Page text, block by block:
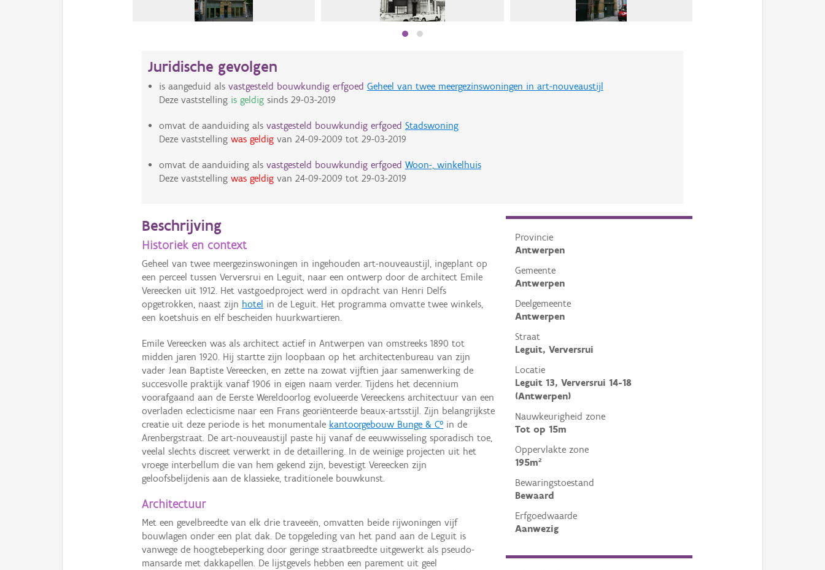
Juridische gevolgen
is aangeduid als vastgesteld bouwkundig erfgoed Geheel van twee meergezinswoningen in art-nouveaustijl
Deze vaststelling is geldigsinds 29-03-2019
omvat de aanduiding als vastgesteld bouwkundig erfgoed Stadswoning
Deze vaststelling was geldigvan 24-09-2009 tot 29-03-2019
omvat de aanduiding als vastgesteld bouwkundig erfgoed Woon-, winkelhuis
Deze vaststelling was geldigvan 24-09-2009 tot 29-03-2019
Provincie
Antwerpen
Gemeente
Antwerpen
Deelgemeente
Antwerpen
Straat
Leguit, Verversrui
Locatie
Leguit 13, Verversrui 14-18
(Antwerpen)
Nauwkeurigheid zone
Tot op 15m
Oppervlakte zone
195m²
Bewaringstoestand
Bewaard
Erfgoedwaarde
Aanwezig
Beschrijving
Historiek en context
Geheel van twee meergezinswoningen in ingehouden art-nouveaustijl, ingeplant op
een perceel tussen Verversrui en Leguit, naar een ontwerp door de architect Emile
Vereecken uit 1912. Het vastgoedproject werd in opdracht van Henri Delfs
opgetrokken, naast zijn hotel in de Leguit. Het programma omvatte twee winkels,
een koetshuis en elf bescheiden huurkwartieren.
Emile Vereecken was als architect actief in Antwerpen van omstreeks 1890 tot
midden jaren 1920. Hij startte zijn loopbaan op het architectenbureau van zijn
vader Jean Baptiste Vereecken, en zette na zowat vijftien jaar samenwerking de
succesvolle praktijk vanaf 1906 in eigen naam verder. Tijdens het decennium
voorafgaand aan de Eerste Wereldoorlog evolueerde Vereeckens architectuur van een
overladen eclecticisme naar een Frans georiënteerde beaux-artsstijl. Zijn belangrijkste
creatie uit deze periode is het monumentale kantoorgebouw Bunge & C° in de
Arenbergstraat. De art-nouveaustijl paste hij vanaf de eeuwwisseling sporadisch toe,
veelal slechts discreet verwerkt in de detaillering. In de weinige projecten uit het
vroege interbellum die van hem gekend zijn, bevestigt Vereecken zijn
geloofsbelijdenis aan de klassieke, traditionele bouwkunst.
Architectuur
Met een gevelbreedte van elk drie traveeën, omvatten beide rijwoningen vijf
bouwlagen onder een plat dak. De topgeleding van het pand aan de Leguit is
vanwege de hoogtebeperking door geringe straatbreedte uitgewerkt als pseudo-
mansarde met dakkapellen. De lijstgevels hebben een parement uit geel